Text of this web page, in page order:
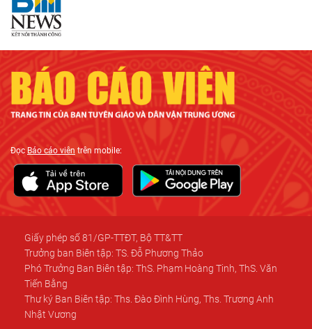
ĐọcBáo cáo viên trên mobile:
Giấy phép số 81/GP-TTĐT, Bộ TT&TT
Trưởng ban Biên tập: TS. Đỗ Phương Thảo
Phó Trưởng Ban Biên tập: ThS. Phạm Hoàng Tinh, ThS. Văn
Tiến Bằng
Thư ký Ban Biên tập: Ths. Đào Đình Hùng, Ths. Trương Anh
Nhật Vương